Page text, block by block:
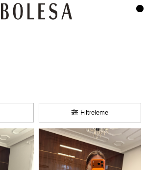
Filtreleme